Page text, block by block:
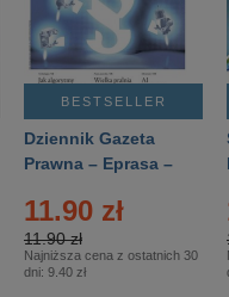
BESTSELLER
Dziennik Gazeta
Prawna – Eprasa –
11.90 zł
11.90 zł
Najniższa cena z ostatnich 30
dni: 9.40 zł